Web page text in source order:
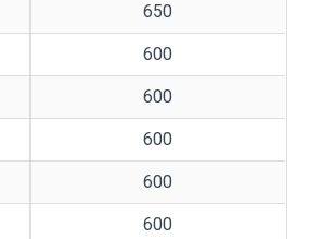
650
600
600
600
600
600